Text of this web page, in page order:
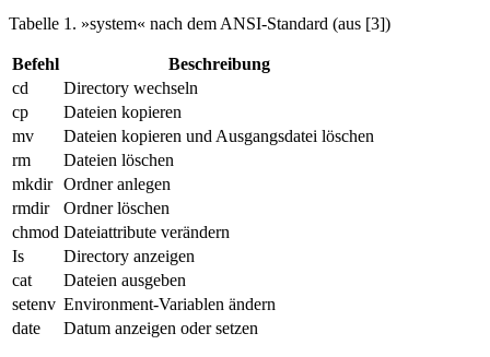
Tabelle 1. »system« nach dem ANSI-Standard (aus [3])
Befehl
Beschreibung
cd
Directory wechseln
cp
Dateien kopieren
mv
Dateien kopieren und Ausgangsdatei löschen
rm
Dateien löschen
mkdir Ordner anlegen
rmdir
Ordner löschen
chmod Dateiattribute verändern
Is
Directory anzeigen
cat
Dateien ausgeben
setenv Environment-Variablen ändern
date
Datum anzeigen oder setzen